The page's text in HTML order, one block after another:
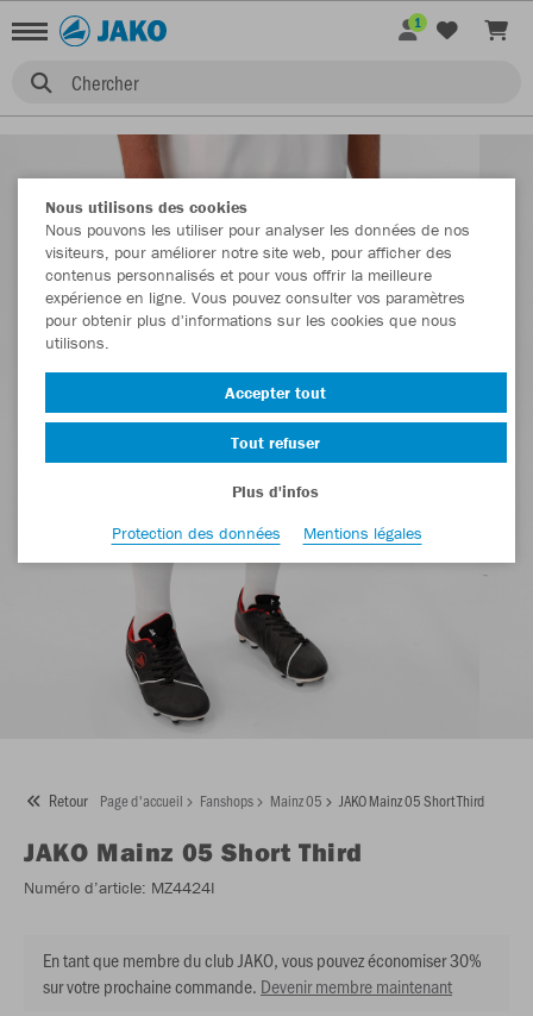
Chercher
1
Retour Page d'accueil Fanshops Mainz 05 JAKO Mainz 05 Short Third
JAKO Mainz 05 Short Third
Numéro d’article: MZ4424I
En tant que membre du club JAKO, vous pouvez économiser 30%
sur votre prochaine commande. Devenir membre maintenant
Nous utilisons des cookies
Nous pouvons les utiliser pour analyser les données de nos
visiteurs, pour améliorer notre site web, pour afficher des
contenus personnalisés et pour vous offrir la meilleure
expérience en ligne. Vous pouvez consulter vos paramètres
pour obtenir plus d'informations sur les cookies que nous
utilisons.
Accepter tout
Tout refuser
Plus d'infos
Protection des données
Mentions légales